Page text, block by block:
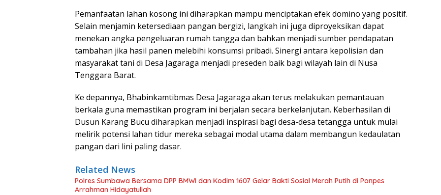
Pemanfaatan lahan kosong ini diharapkan mampu menciptakan efek domino yang positif.
Selain menjamin ketersediaan pangan bergizi, langkah ini juga diproyeksikan dapat
menekan angka pengeluaran rumah tangga dan bahkan menjadi sumber pendapatan
tambahan jika hasil panen melebihi konsumsi pribadi. Sinergi antara kepolisian dan
masyarakat tani di Desa Jagaraga menjadi preseden baik bagi wilayah lain di Nusa
Tenggara Barat.
Ke depannya, Bhabinkamtibmas Desa Jagaraga akan terus melakukan pemantauan
berkala guna memastikan program ini berjalan secara berkelanjutan. Keberhasilan di
Dusun Karang Bucu diharapkan menjadi inspirasi bagi desa-desa tetangga untuk mulai
melirik potensi lahan tidur mereka sebagai modal utama dalam membangun kedaulatan
pangan dari lini paling dasar.
Related News
Polres Sumbawa Bersama DPP BMWI dan Kodim 1607 Gelar Bakti Sosial Merah Putih di Ponpes
Arrahman Hidayatullah